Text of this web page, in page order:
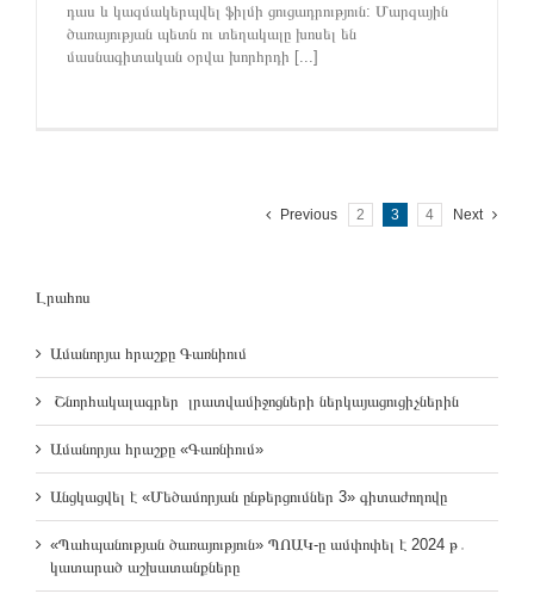
դաս և կազմակերպվել ֆիլմի ցուցադրություն: Մարզային
ծառայության պետն ու տեղակալը խոսել են
մասնագիտական օրվա խորհրդի [...]
Previous 2 3 4 Next
Լրահոս
Ամանորյա հրաշքը Գառնիում
Շնորհակալագրեր լրատվամիջոցների ներկայացուցիչներին
Ամանորյա հրաշքը «Գառնիում»
Անցկացվել է «Մեծամորյան ընթերցումներ 3» գիտաժողովը
«Պահպանության ծառայություն» ՊՈԱԿ-ը ամփոփել է 2024 թ․
կատարած աշխատանքները